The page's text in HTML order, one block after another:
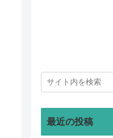
最近の投稿